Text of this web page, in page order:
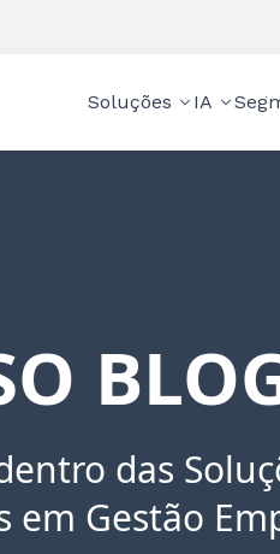
Soluções IA
das
em Gestão